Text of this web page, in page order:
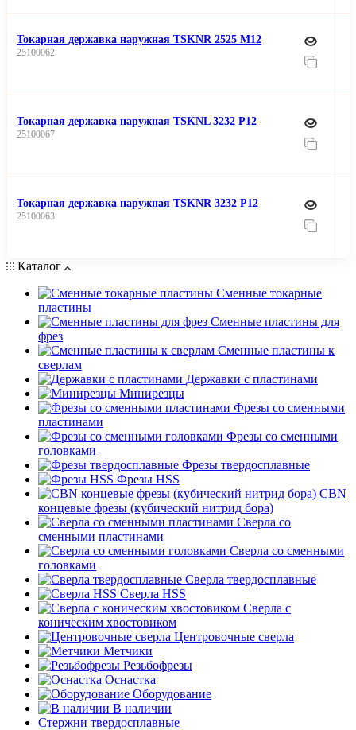
Токарная державка наружная TSKNR 2525 M12
25100062
Токарная державка наружная TSKNL 3232 P12
25100067
Токарная державка наружная TSKNR 3232 P12
25100063
Каталог
Сменные токарные
пластины
Сменные пластины для
фрез
Сменные пластины к
сверлам
Державки с пластинами
Минирезцы
Фрезы со сменными
пластинами
Фрезы со сменными
головками
Фрезы твердосплавные
Фрезы HSS
CBN
концевые фрезы (кубический нитрид бора)
Сверла со
сменными пластинами
Сверла со сменными
головками
Сверла твердосплавные
Сверла HSS
Сверла с
коническим хвостовиком
Центровочные сверла
Метчики
Резьбофрезы
Оснастка
Оборудование
В наличии
Стержни твердосплавные